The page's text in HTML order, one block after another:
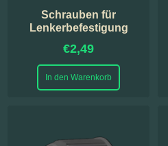
Schrauben für
Lenkerbefestigung
€2,49
In den Warenkorb